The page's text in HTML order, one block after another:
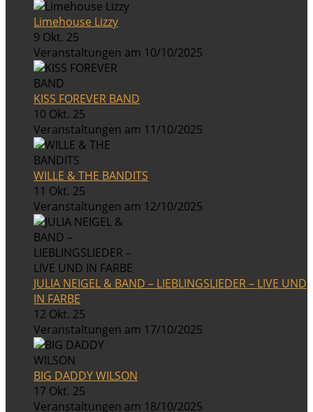
Limehouse Lizzy
9 Okt. 25
Veranstaltungen am 10/10/2025
KISS FOREVER BAND
10 Okt. 25
Veranstaltungen am 11/10/2025
WILLE & THE BANDITS
11 Okt. 25
Veranstaltungen am 12/10/2025
JULIA NEIGEL & BAND – LIEBLINGSLIEDER – LIVE UND
IN FARBE
12 Okt. 25
Veranstaltungen am 17/10/2025
BIG DADDY WILSON
17 Okt. 25
Veranstaltungen am 18/10/2025